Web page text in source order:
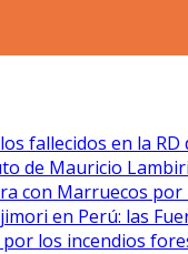
fallecidos en la RD
de Mauricio
con Marruecos
en Perú: las
los incendios